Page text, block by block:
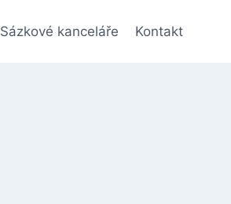
Sázkové kanceláře Kontakt